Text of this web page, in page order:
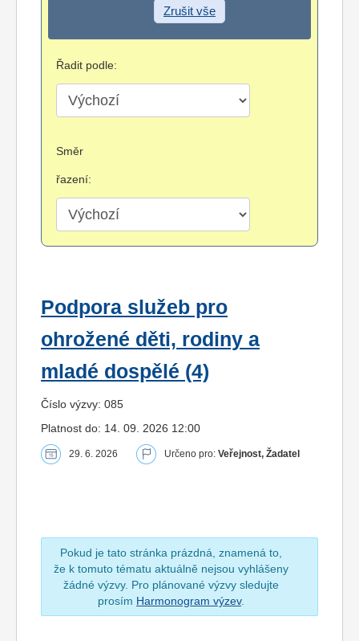
Zrušit vše
Řadit podle:
Směr
řazení:
Podpora služeb pro
ohrožené děti, rodiny a
mladé dospělé (4)
Číslo výzvy: 085
Platnost do: 14. 09. 2026 12:00
29. 6. 2026 Určeno pro: Veřejnost, Žadatel
Pokud je tato stránka prázdná, znamená to,
že k tomuto tématu aktuálně nejsou vyhlášeny
žádné výzvy. Pro plánované výzvy sledujte
prosím Harmonogram výzev.